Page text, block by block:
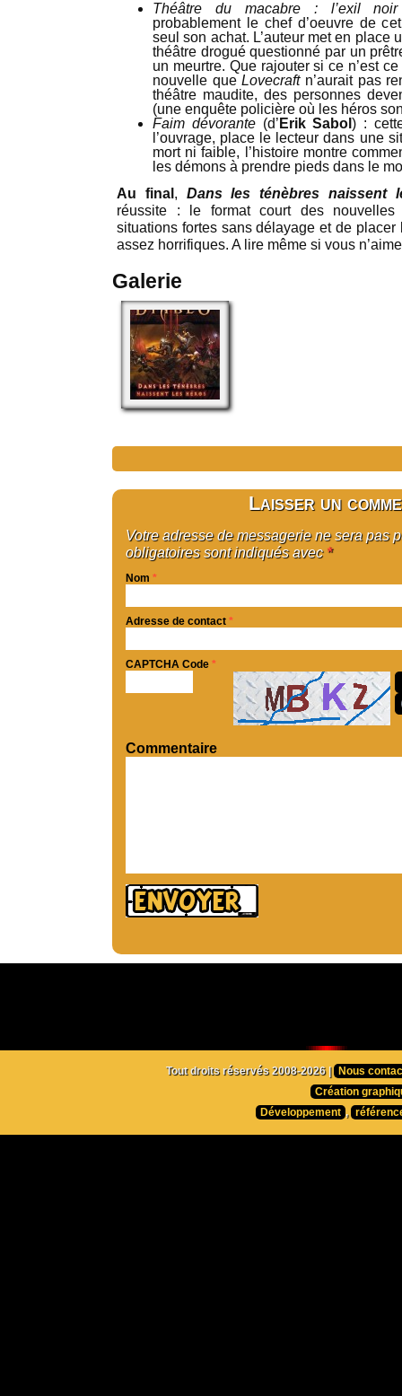
Théâtre du macabre : l’exil noir
probablement le chef d’oeuvre de
seul son achat. L’auteur met en place
théâtre drogué questionné par un
un meurtre. Que rajouter si ce n’est
nouvelle queLovecraftn’aurait pas
théâtre maudite, des personnes
(une enquête policière où les héros
Faim dévorante(d’ Erik Sabol) :
l’ouvrage, place le lecteur dans une
mort ni faible, l’histoire montre
les démons à prendre pieds dans le
Au final , Dans les ténèbres naissent
réussite : le format court des nouvelles
situations fortes sans délayage et de
assez horrifiques. A lire même si vous
Galerie
Laisser un
Votre adresse de messagerie ne sera pas
obligatoires sont indiqués avec *
Nom *
Adresse de contact *
CAPTCHA Code *
Commentaire
Tout droits réservés 2008-2026 |
Nous
Création
Développement ,